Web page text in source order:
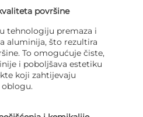
površine
tehnologiju premaza i
aluminija, što rezultira
To omogućuje čiste,
i poboljšava estetiku
koji zahtijevaju